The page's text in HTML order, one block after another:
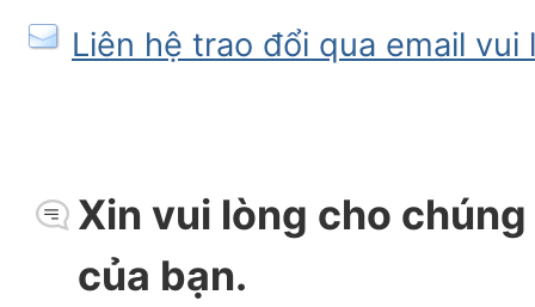
Liên hệ trao đổi qua email vui
Xin vui lòng cho
của bạn.